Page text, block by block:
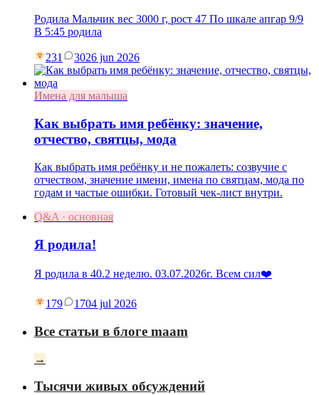
Родила Мальчик вес 3000 г, рост 47 По шкале апгар 9/9
В 5:45 родила
231 3026 jun 2026
Имена для малыша
Как выбрать имя ребёнку: значение,
отчество, святцы, мода
Как выбрать имя ребёнку и не пожалеть: созвучие с
отчеством, значение имени, имена по святцам, мода по
годам и частые ошибки. Готовый чек-лист внутри.
Q&A · основная
Я родила!
Я родила в 40.2 неделю. 03.07.2026г. Всем сил❤️
179 1704 jul 2026
Все статьи в блоге maam
→
Тысячи живых обсуждений